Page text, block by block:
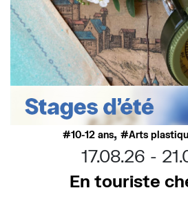
10-12 ans, Arts
17.08.26
En touriste